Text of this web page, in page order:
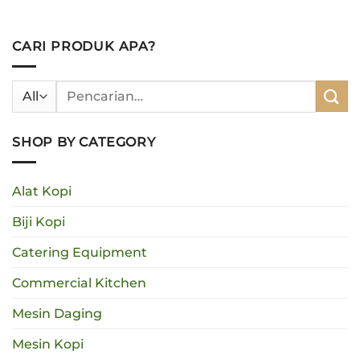
CARI PRODUK APA?
Pencarian
SHOP BY CATEGORY
Alat Kopi
Biji Kopi
Catering Equipment
Commercial Kitchen
Mesin Daging
Mesin Kopi